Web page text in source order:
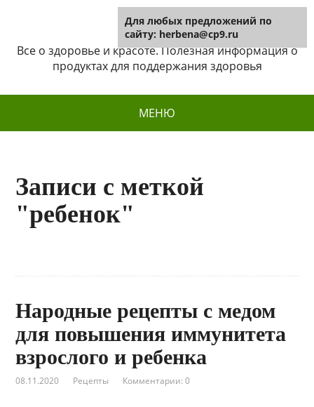
Herbena
Все о здоровье и красоте. Полезная информация о
продуктах для поддержания здоровья
МЕНЮ
Записи с меткой
"ребенок"
Народные рецепты с медом
для повышения иммунитета
взрослого и ребенка
08.11.2020 Рецепты Комментарии: 0
Для любых предложений по
сайту: herbena@cp9.ru